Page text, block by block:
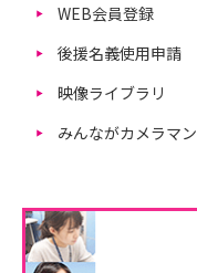
WEB会員登録
後援名義使用申請
映像ライブラリ
みんながカメラマン